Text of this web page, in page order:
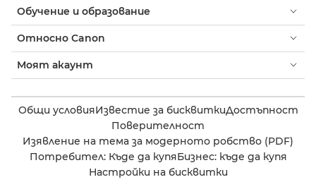
Обучение и образование
Относно Canon
Моят акаунт
Общи условияИзвестие за бисквиткиДостъпност
Поверителност
Изявление на тема за модерното робство (PDF)
Потребител: Къде да купяБизнес: къде да купя
Настройки на бисквитки